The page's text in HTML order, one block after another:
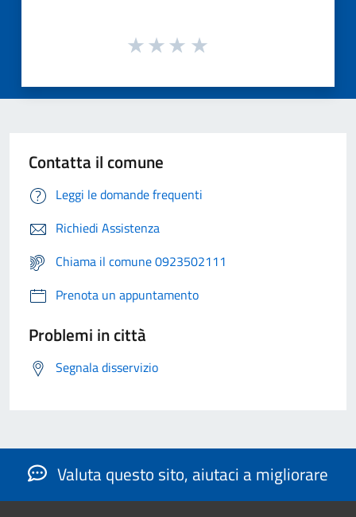
Contatta il comune
Leggi le domande frequenti
Richiedi Assistenza
Chiama il comune 0923502111
Prenota un appuntamento
Problemi in città
Segnala disservizio
Valuta questo sito, aiutaci a migliorare